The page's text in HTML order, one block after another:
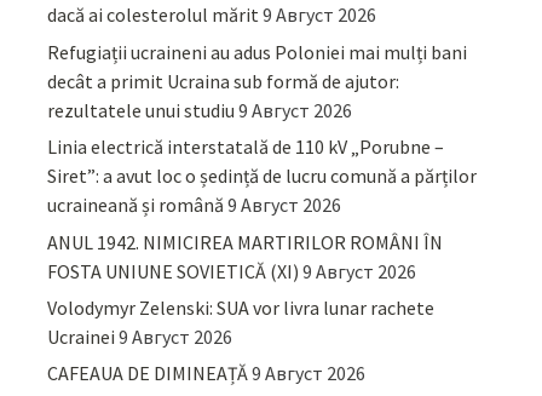
dacă ai colesterolul mărit9 Август 2026
Refugiații ucraineni au adus Poloniei mai mulți bani
decât a primit Ucraina sub formă de ajutor:
rezultatele unui studiu 9 Август 2026
Linia electrică interstatală de 110 kV „Porubne –
Siret”: a avut loc o ședință de lucru comună a părților
ucraineană și română 9 Август 2026
ANUL 1942. NIMICIREA MARTIRILOR ROMÂNI ÎN
FOSTA UNIUNE SOVIETICĂ (XI) 9 Август 2026
Volodymyr Zelenski: SUA vor livra lunar rachete
Ucrainei 9 Август 2026
CAFEAUA DE DIMINEAȚĂ9 Август 2026